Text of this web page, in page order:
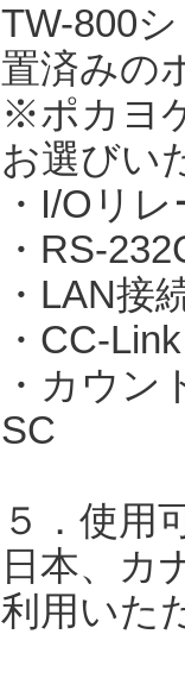
TW-800
置済みの
※ポカヨ
お選びい
・I/Oリ
・RS-
・LAN接
・CC-
・カウン
SC
５．使用
日本、カ
利用いた